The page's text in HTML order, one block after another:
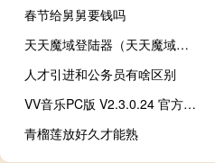
春节给舅舅要钱吗
天天魔域登陆器（天天魔域私服）
人才引进和公务员有啥区别
VV音乐PC版 V2.3.0.24 官方版（VV音乐PC版 V2.3.0.24 官方版功能简介）
青榴莲放好久才能熟